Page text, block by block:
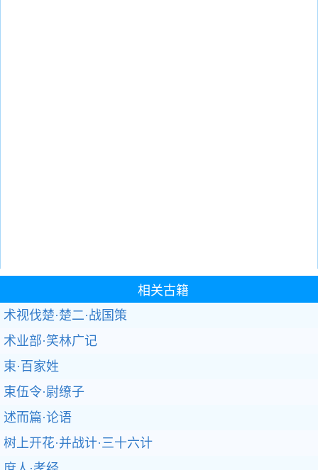
相关古籍
术视伐楚·楚二·战国策
术业部·笑林广记
束·百家姓
束伍令·尉缭子
述而篇·论语
树上开花·并战计·三十六计